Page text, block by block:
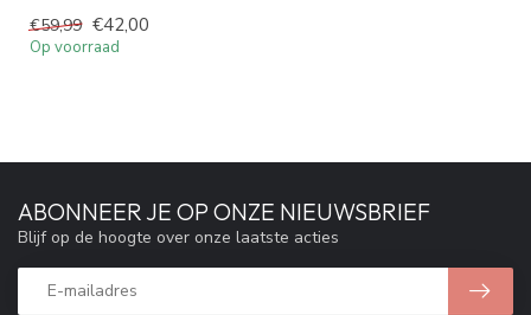
€59,99 €42,00
Op voorraad
ABONNEER JE OP ONZE NIEUWSBRIEF
Blijf op de hoogte over onze laatste acties